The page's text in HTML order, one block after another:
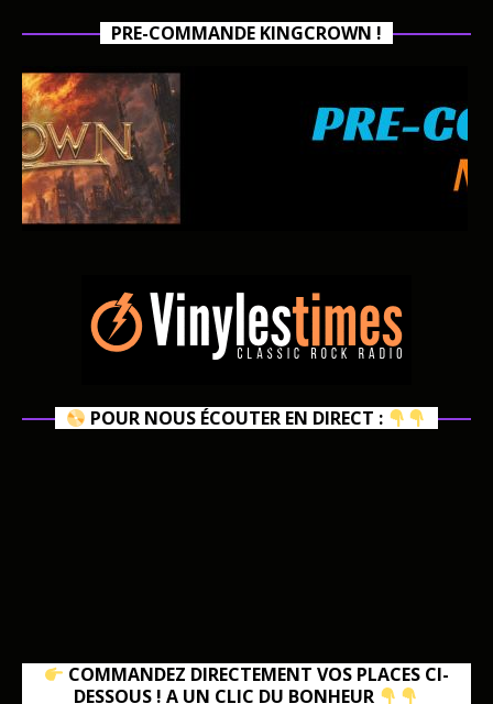
PRE-COMMANDE KINGCROWN !
POUR NOUS ÉCOUTER EN DIRECT :
COMMANDEZ DIRECTEMENT VOS PLACES CI-
DESSOUS ! A UN CLIC DU BONHEUR